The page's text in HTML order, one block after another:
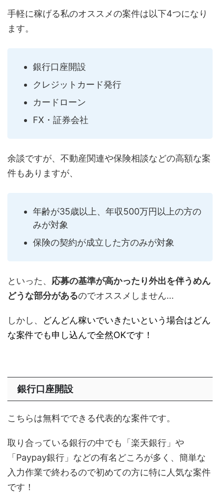
手軽に稼げる私のオススメの案件は以下4つになり
ます。
銀行口座開設
クレジットカード発行
カードローン
FX・証券会社
余談ですが、不動産関連や保険相談などの高額な案
件もありますが、
年齢が35歳以上、年収500万円以上の方の
みが対象
保険の契約が成立した方のみが対象
といった、 応募の基準が高かったり外出を伴うめん
どうな部分があるのでオススメしません...
しかし、 どんどん稼いでいきたいという場合はどん
な案件でも申し込んで全然OKです！
銀行口座開設
こちらは無料でできる代表的な案件です。
取り合っている銀行の中でも「楽天銀行」や
「Paypay銀行」などの有名どころが多く、簡単な
入力作業で終わるので初めての方に特に人気な案件
です！